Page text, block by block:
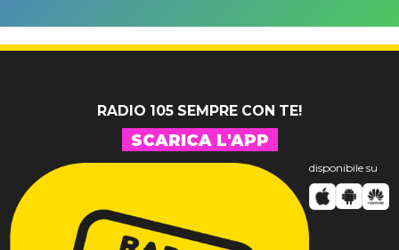
di Sara
Tommasi
di Prince con
10 brani
inediti
incidente:
"Sono così
grato alla
RADIO 105 SEMPRE CON TE!
SCARICA L'APP
disponibile su